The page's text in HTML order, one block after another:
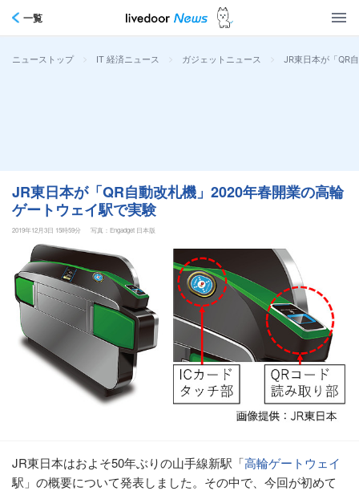
一覧
ニューストップ > IT 経済ニュース > ガジェットニュース > JR東日本が「QR
JR東日本が「QR自動改札機」2020年春開業の高輪
ゲートウェイ駅で実験
2019年12月3日 15時59分 写真：Engadget 日本版
JR東日本はおよそ50年ぶりの山手線新駅「高輪ゲートウェイ
駅」の概要について発表しました。その中で、今回が初めて